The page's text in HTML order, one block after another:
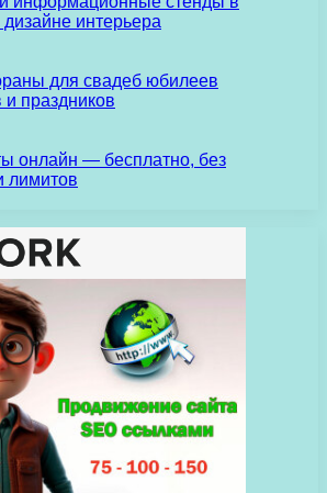
интерьера
для свадеб юбилеев
и праздников
онлайн — бесплатно, без
лимитов